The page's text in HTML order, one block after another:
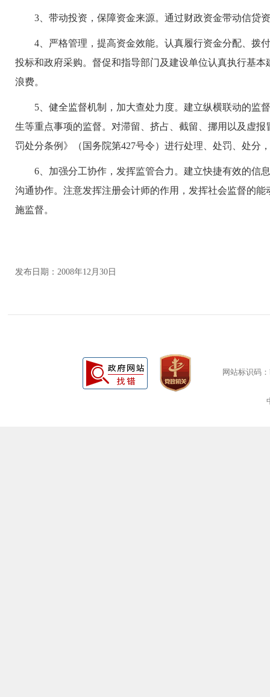
3 、带动投资，保障资金来源。 通过财政资金带动信贷
4 、严格管理，提高资金效能。 认真履行资金分配、拨
投标和政府采购。督促和指导部门及建设单位认真执行基本
浪费。
5 、健全监督机制，加大查处力度。建立纵横联动的
生等重点事项的监督。对滞留、挤占、截留、挪用以及虚
罚处分条例》（国务院第427号令）进行处理、处罚、处分
6 、加强分工协作，发挥监管合力。 建立快捷有效的信
沟通协作。注意发挥注册会计师的作用，发挥社会监督的
施监督。
发布日期：2008年12月30日
网站标识码